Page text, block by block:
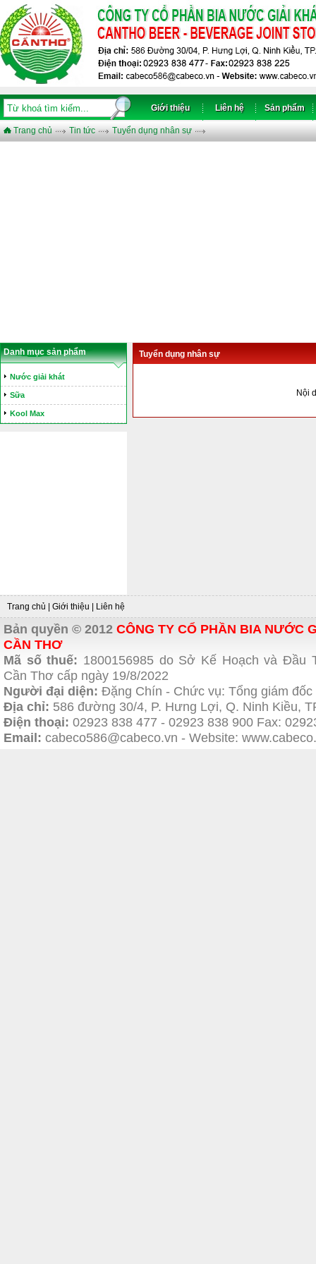
Giới thiệu Liên hệ Sản phẩm
Trang chủ Tin tức Tuyển dụng nhân sự
Danh mục sản phẩm
Nước giải khát
Sữa
Kool Max
Tuyển dụng nhân sự
Nội
Trang chủ Giới thiệu Liên hệ
Bản quyền © 2012 CÔNG TY CỔ PHẦN BIA NƯỚC
CẦN THƠ
Mã số thuế: 1800156985 do Sở Kế Hoạch và Đầu
Cần Thơ cấp ngày 19/8/2022
Người đại diện: Đặng Chín - Chức vụ: Tổng giám đốc
Địa chỉ: 586 đường 30/4, P. Hưng Lợi, Q. Ninh Kiều,
Điện thoại: 02923 838 477 - 02923 838 900 Fax:
Email: cabeco586@cabeco.vn - Website: